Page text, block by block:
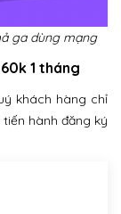
ga dùng mạng
1 tháng
khách hàng chỉ
hành đăng ký